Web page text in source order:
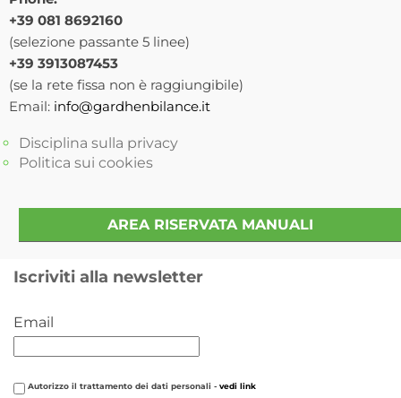
+39 081 8692160
(selezione passante 5 linee)
+39 3913087453
(se la rete fissa non è raggiungibile)
Email: info@gardhenbilance.it
Disciplina sulla privacy
Politica sui cookies
AREA RISERVATA MANUALI
Iscriviti alla newsletter
Email
Autorizzo il trattamento dei dati personali - vedi link